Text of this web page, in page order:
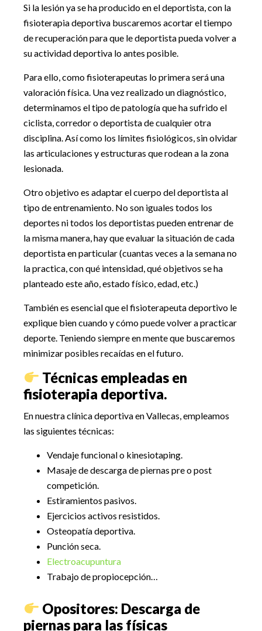
Si la lesión ya se ha producido en el deportista, con la
fisioterapia deportiva buscaremos acortar el tiempo
de recuperación para que le deportista pueda volver a
su actividad deportiva lo antes posible.
Para ello, como fisioterapeutas lo primera será una
valoración física. Una vez realizado un diagnóstico,
determinamos el tipo de patología que ha sufrido el
ciclista, corredor o deportista de cualquier otra
disciplina. Así como los límites fisiológicos, sin olvidar
las articulaciones y estructuras que rodean a la zona
lesionada.
Otro objetivo es adaptar el cuerpo del deportista al
tipo de entrenamiento. No son iguales todos los
deportes ni todos los deportistas pueden entrenar de
la misma manera, hay que evaluar la situación de cada
deportista en particular (cuantas veces a la semana no
la practica, con qué intensidad, qué objetivos se ha
planteado este año, estado físico, edad, etc.)
También es esencial que el fisioterapeuta deportivo le
explique bien cuando y cómo puede volver a practicar
deporte. Teniendo siempre en mente que buscaremos
minimizar posibles recaídas en el futuro.
Técnicas empleadas en
fisioterapia deportiva.
En nuestra clínica deportiva en Vallecas, empleamos
las siguientes técnicas:
Vendaje funcional o kinesiotaping.
Masaje de descarga de piernas pre o post
competición.
Estiramientos pasivos.
Ejercicios activos resistidos.
Osteopatía deportiva.
Punción seca.
Electroacupuntura
Trabajo de propiocepción…
Opositores: Descarga de
piernas para las físicas